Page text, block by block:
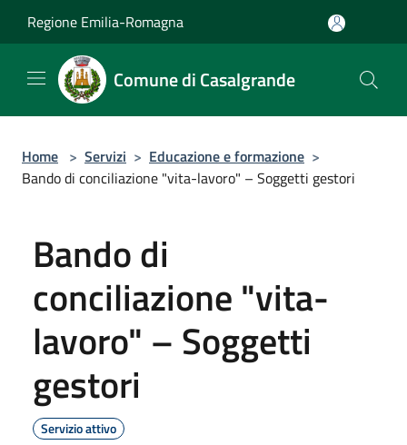
Regione Emilia-Romagna
Comune di Casalgrande
Home > Servizi > Educazione e formazione >
Bando di conciliazione "vita-lavoro" – Soggetti gestori
Bando di
conciliazione "vita-
lavoro" – Soggetti
gestori
Servizio attivo